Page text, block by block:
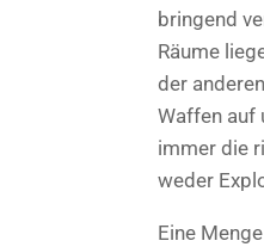
bringend
Räume
der
Waffen auf
immer die
weder
Eine